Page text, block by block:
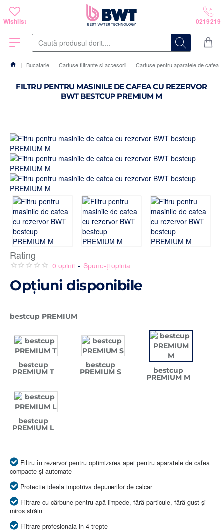
Caută
dorit....
FILTRU PENTRU MASINILE DE CAFEA CU REZERVOR
BWT BESTCUP PREMIUM M
home
Bucatarie Cartuse filtrante si accesorii Cartuse pentru aparatele de cafea
Filtru în rezervor pentru optimizarea apei pentru aparatele de cafea
compacte și automate
Protectie ideala impotriva depunerilor de calcar
Filtrare cu cărbune pentru apă limpede, fără particule, fără gust și
miros străin
Filtrare profesionala in 4 trepte
Rating
0 opinii - Spune-ţi opinia
Opţiuni disponibile
bestcup PREMIUM
bestcup
PREMIUM T
bestcup
PREMIUM S bestcup
PREMIUM M
bestcup
PREMIUM L